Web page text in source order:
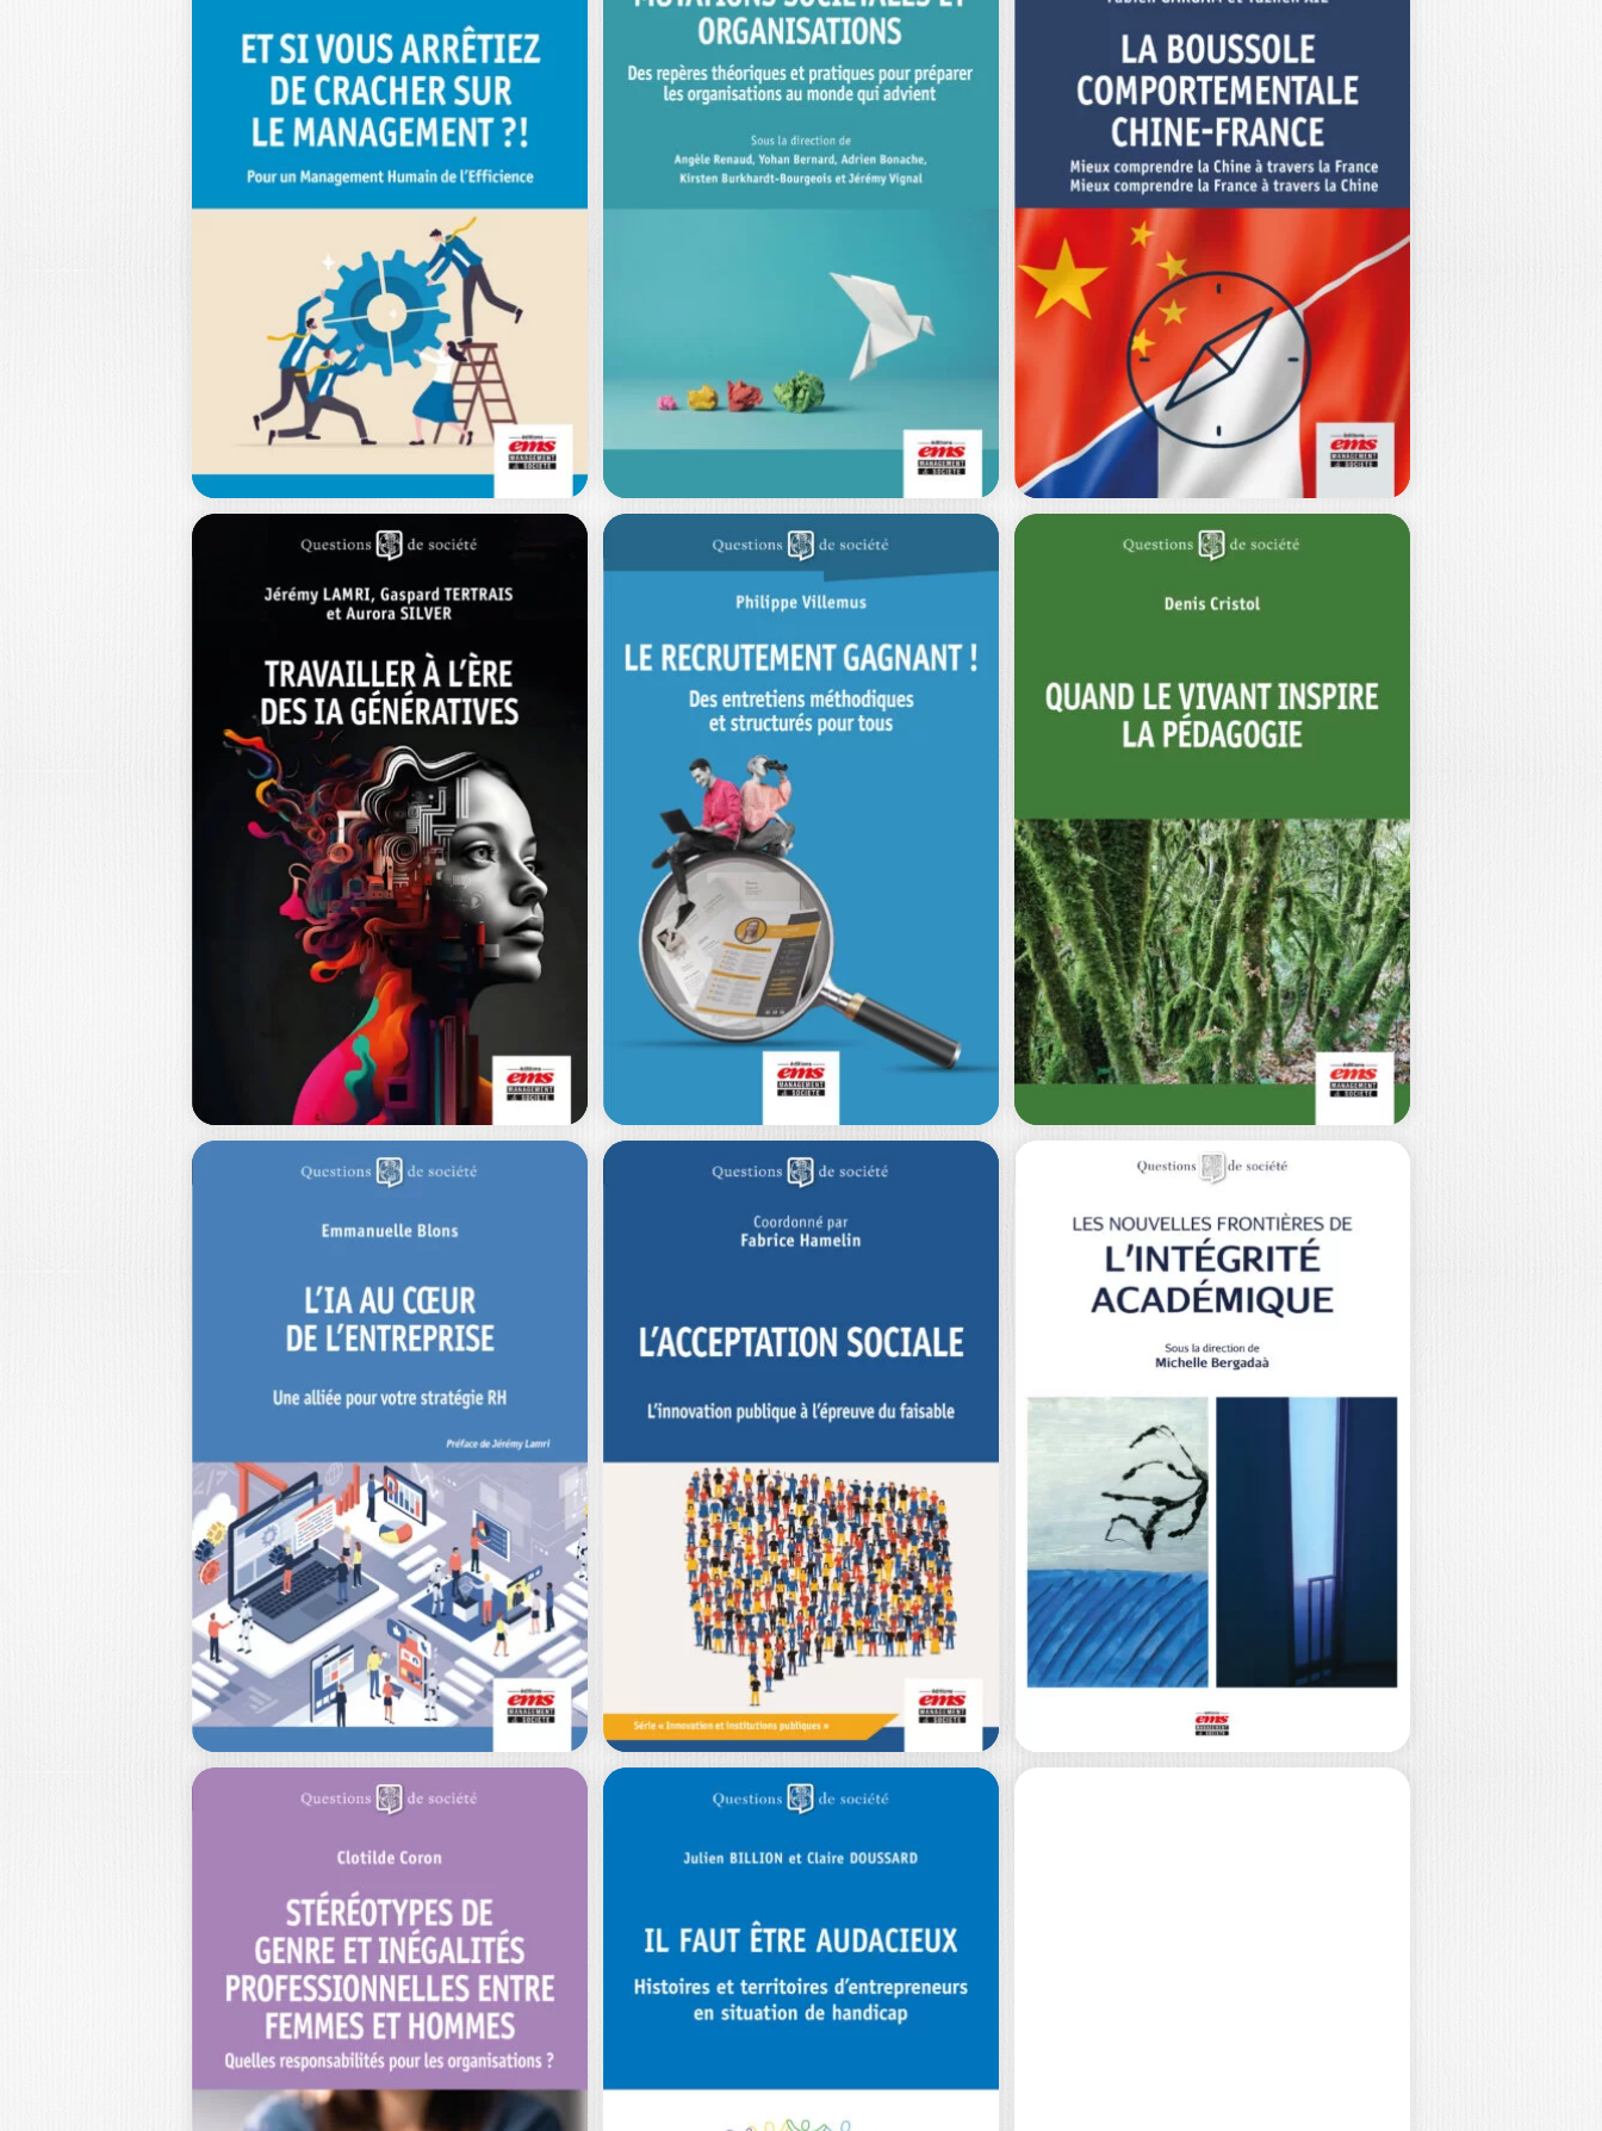
FINANCE À
IMPACT
THIERRY SIBIEUDE |
CLÉMENTINE BLAZY
Nous vous proposons de mieux
connaître une finance encore en
devenir, qui repose…
29,00
MARIA MERCANTI-GUÉRIN
Prix Syntec Conseil 2024 / Ouvrage
labellisé FNEGE (2024), catégorie
"Essai" Le Web…
CONFIANCE ET
DÉFIANCE
ELIZABETH COUZINEAU-ZEGWAARD
|OLIVIER MEIER|
LAURENT TARNAUD
Pourquoi un livre sur la confiance
appliqué aux sciences de gestion et
29,00€
ET SI VOUS
ARRÊTIEZ DE
CRACHER…
VINCENT CRISTALLINI
La double ponctuation du titre de cet
ouvrage en est une caractéristique
MUTATIONS
SOCIÉTALES ET
ORGANISATIONS
ANGÈLE RENAUD
YOHAN BERNARD
ADRIEN BONACHE|
KIRSTEN BURKHARDT-BOURGEOIS
JÉRÉMY VIGNAL
Ouvrage labellisé FNEGE (2024),
catégorie "RSE" Le monde est traversé
par de nombreuses…
32,00€
COMPORTEMENT
ALE CHINE-
FRANCE
FABIEN GARGAM|YUZHEN XIE
Le fossé communicationnel et culturel
qui existe entre la Chine et la France…
25,00€
TRAVAILLER À
L’ÈRE DES IA
GÉNÉRATIVES
JÉRÉMY LAMRI|
GASPARD TERTRAIS|
AURORA SILVER
L’ouvrage explore comment les
technologies de l’intelligence
artificielle (IA) génératives vont
révolutionner le…
25,00€
LE RECRUTEMENT
GAGNANT !
PHILIPPE VILLEMUS
Si le recrutement est bien considéré
comme une étape majeure de la vie…
QUAND LE VIVANT
INSPIRE LA
PÉDAGOGIE
DENIS CRISTOL
Les enjeux climatiques, sociétaux,
écologiques, économiques auxquels
nous sommes confrontés nous
incitent à…
25,00
L’IA AU CŒUR DE
L’ACCEPTATION